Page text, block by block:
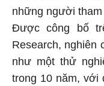
những người tham
Được công bố
Research, nghiên
như một thử
trong 10 năm, với